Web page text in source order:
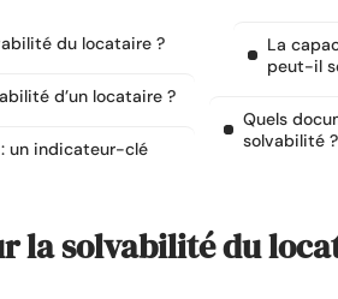
du locataire ?
d’un locataire ?
un indicateur-clé
La
peut-il
Quels
solvabilité ?
la solvabilité du